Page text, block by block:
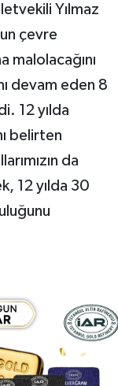
Yılmaz
çevre
malolacağını
devam eden 8
12 yılda
belirten
da
12 yılda 30